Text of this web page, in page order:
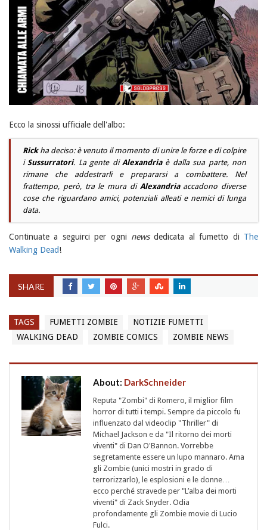
Ecco la sinossi ufficiale dell'albo:
Rickha deciso: è venuto il momento di unire le forze e di colpire
i Sussurratori. La gente diAlexandriaè dalla sua parte, non
rimane che addestrarli e prepararsi a combattere. Nel
frattempo, però, tra le mura di Alexandriaaccadono diverse
cose che riguardano amici, potenziali alleati e nemici di lunga
data.
Continuate a seguirci per ogni newsdedicata al fumetto di The
Walking Dead!
SHARE
TAGS FUMETTI ZOMBIE
NOTIZIE FUMETTI
WALKING DEAD
ZOMBIE COMICS ZOMBIE NEWS
About: DarkSchneider
Reputa "Zombi" di Romero, il miglior film
horror di tutti i tempi. Sempre da piccolo fu
influenzato dal videoclip "Thriller" di
Michael Jackson e da "Il ritorno dei morti
viventi" di Dan O'Bannon. Vorrebbe
segretamente essere un lupo mannaro. Ama
gli Zombie (unici mostri in grado di
terrorizzarlo), le esplosioni e le donne…
ecco perché stravede per "L’alba dei morti
viventi" di Zack Snyder. Odia
profondamente gli Zombie movie di Lucio
Fulci.